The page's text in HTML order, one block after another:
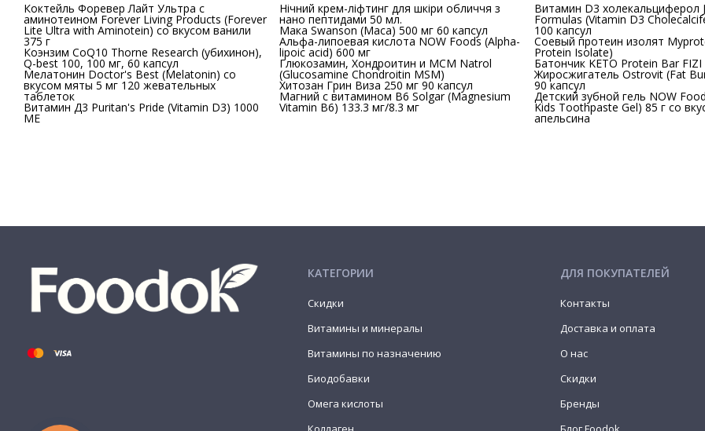
Коктейль Форевер Лайт Ультра с
аминотеином Forever Living Products (Forever
Lite Ultra with Aminotein) со вкусом ванили
375 г
Коэнзим CoQ10 Thorne Research (убихинон),
Q-best 100, 100 мг, 60 капсул
Мелатонин Doctor's Best (Melatonin) со
вкусом мяты 5 мг 120 жевательных
таблеток
Витамин Д3 Puritan's Pride (Vitamin D3) 1000
МЕ
Нічний крем-ліфтинг для шкіри обличчя з
нано пептидами 50 мл.
Мака Swanson (Maca) 500 мг 60 капсул
Альфа-липоевая кислота NOW Foods (Alpha-
lipoic acid) 600 мг
Глюкозамин, Хондроитин и МСМ Natrol
(Glucosamine Chondroitin MSM)
Хитозан Грин Виза 250 мг 90 капсул
Магний с витамином В6 Solgar (Magnesium
Vitamin B6) 133.3 мг/8.3 мг
Витамин D3 холекальциферол
Formulas (Vitamin D3
100 капсул
Соевый протеин изолят
Protein Isolate)
Батончик KETO Protein Bar FIZI
Жиросжигатель Ostrovit (Fat
90 капсул
Детский зубной гель NOW
Kids Toothpaste Gel) 85 г со
апельсина
КАТЕГОРИИ
Скидки
Витамины и минералы
Витамины по назначению
Биодобавки
Омега кислоты
ДЛЯ ПОКУПАТЕЛЕЙ
Контакты
Доставка и оплата
О нас
Скидки
Бренды